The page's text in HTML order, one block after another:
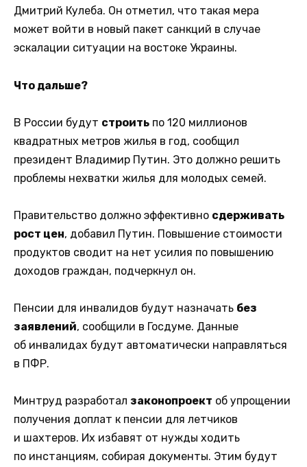
Дмитрий Кулеба. Он отметил, что такая мера
может войти в новый пакет санкций в случае
эскалации ситуации на востоке Украины.
Что дальше?
В России будут строить по 120 миллионов
квадратных метров жилья в год, сообщил
президент Владимир Путин. Это должно решить
проблемы нехватки жилья для молодых семей.
Правительство должно эффективно сдерживать
рост цен, добавил Путин. Повышение стоимости
продуктов сводит на нет усилия по повышению
доходов граждан, подчеркнул он.
Пенсии для инвалидов будут назначать без
заявлений, сообщили в Госдуме. Данные
об инвалидах будут автоматически направляться
в ПФР.
Минтруд разработал законопроект об упрощении
получения доплат к пенсии для летчиков
и шахтеров. Их избавят от нужды ходить
по инстанциям, собирая документы. Этим будут